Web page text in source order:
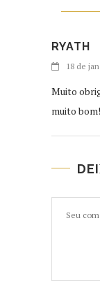
RYATH
18 de
Muito
muito bom!